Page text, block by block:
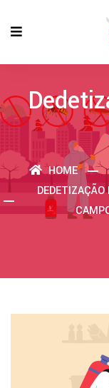
HOME